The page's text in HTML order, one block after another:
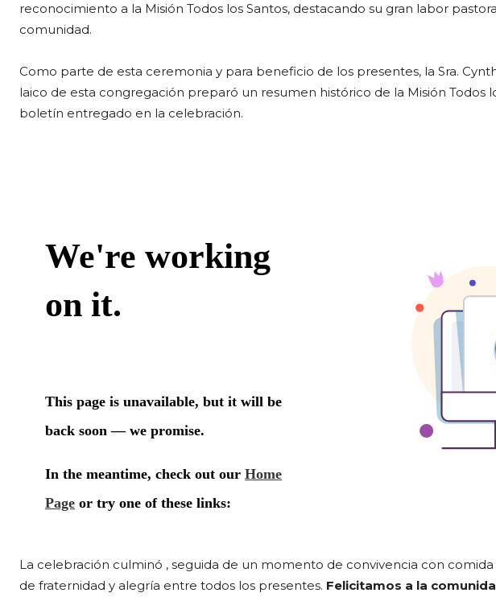
reconocimiento a la Misión Todos los Santos, destacando su gran labor
comunidad.
Como parte de esta ceremonia y para beneficio de los presentes, la Sra.
laico de esta congregación preparó un resumen histórico de la Misión Todos
boletín entregado en la celebración.
La celebración culminó , seguida de un momento de convivencia con
de fraternidad y alegría entre todos los presentes. Felicitamos a la